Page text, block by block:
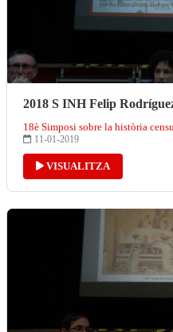
2018 S INH Felip
18è Simposi sobre la història
11-01-2019
VISUALITZA